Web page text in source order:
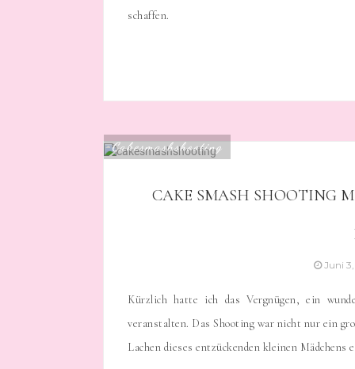
schaffen.
Cakesmashshooting
CAKE SMASH SHOOTING
Juni
Kürzlich hatte ich das Vergnügen, ein
veranstalten. Das Shooting war nicht nur ein
Lachen dieses entzückenden kleinen Mädchens